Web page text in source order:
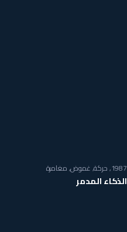
1987 حركة,غموض,مغامرة
الذكاء المدمر